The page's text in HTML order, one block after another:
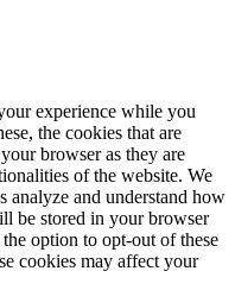
experience while you
the cookies that are
browser as they are
of the website. We
analyze and understand how
be stored in your browser
option to opt-out of these
cookies may affect your